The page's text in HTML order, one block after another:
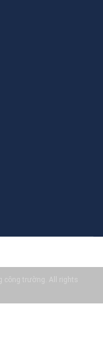
công trường. All rights